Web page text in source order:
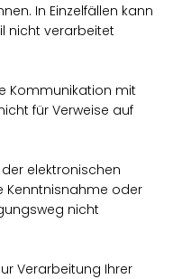
In Einzelfällen kann
nicht verarbeitet
Kommunikation mit
für Verweise auf
elektronischen
Kenntnisnahme oder
nicht
Verarbeitung Ihrer